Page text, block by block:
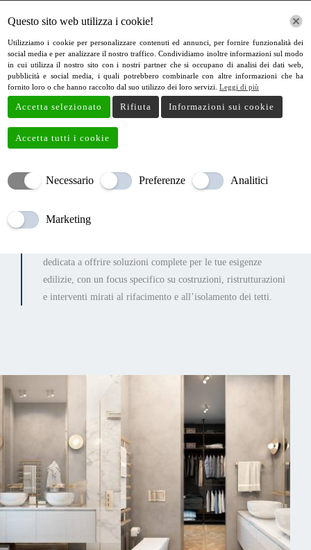
contenuto
Chi Siamo
Art Restruttura
Benvenuto da Art Restruttura, il partner ideale per i tuoi
dedicata a offrire soluzioni complete per le tue esigenze
edilizie, con un focus specifico su costruzioni, ristrutturazioni
e interventi mirati al rifacimento e all’isolamento dei tetti.
Questo sito web utilizza i cookie!
Utilizziamo i cookie per personalizzare contenuti ed annunci, per fornire funzionalità dei
social media e per analizzare il nostro traffico. Condividiamo inoltre informazioni sul modo
in cui utilizza il nostro sito con i nostri partner che si occupano di analisi dei dati web,
pubblicità e social media, i quali potrebbero combinarle con altre informazioni che ha
fornito loro o che hanno raccolto dal suo utilizzo dei loro servizi. Leggi di più
Accetta selezionato Rifiuta Informazioni sui cookie
Accetta tutti i cookie
Necessario Preferenze Analitici
Marketing